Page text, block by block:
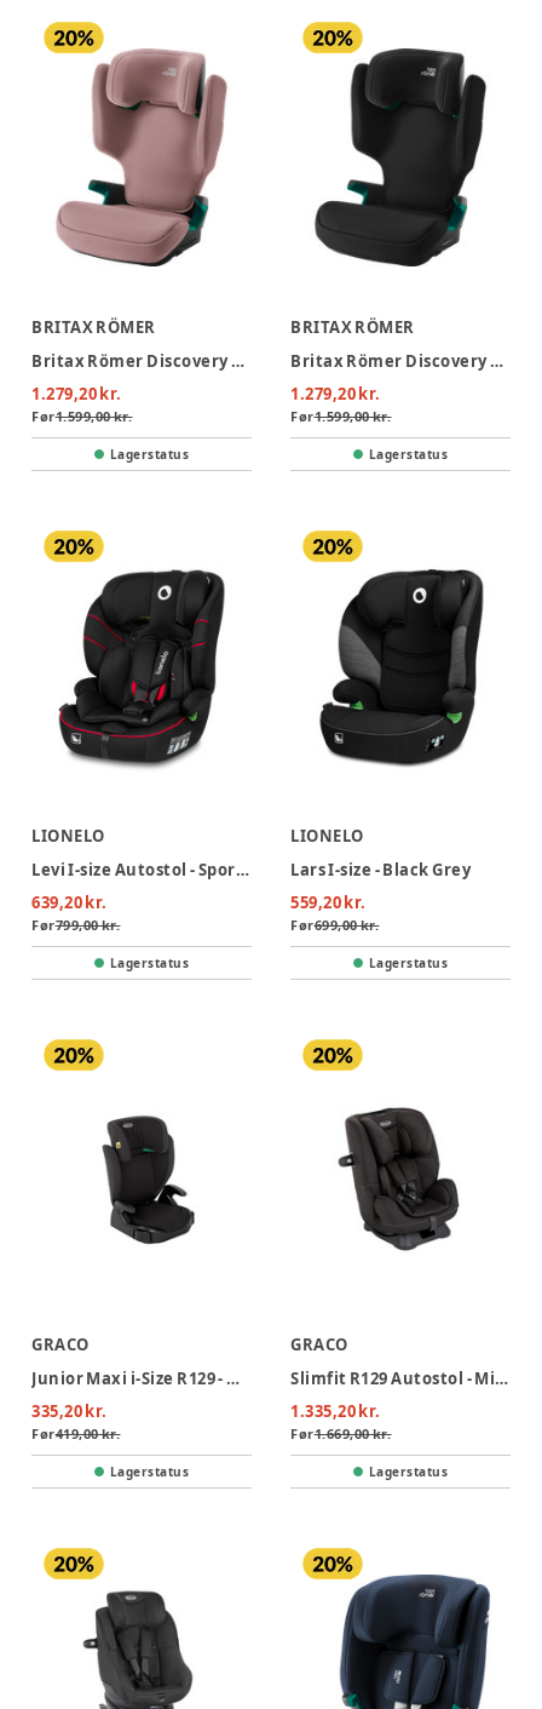
BRITAX RÖMER
Britax Römer Discovery Plus 2 Autostol - Dusty Rose
1.279,20 kr.
Før1.599,00 kr.
Lagerstatus
BRITAX RÖMER
Britax Römer Discovery Plus 2 Autostol - Space Black
1.279,20 kr.
Før1.599,00 kr.
Lagerstatus
LIONELO
Levi I-size Autostol - Sporty Black
639,20 kr.
Før799,00 kr.
Lagerstatus
LIONELO
Lars I-size - Black Grey
559,20 kr.
Før699,00 kr.
Lagerstatus
GRACO
Junior Maxi i-Size R129 - Midnight
335,20 kr.
Før419,00 kr.
Lagerstatus
GRACO
Slimfit R129 Autostol - Midnight
1.335,20 kr.
Før1.669,00 kr.
Lagerstatus